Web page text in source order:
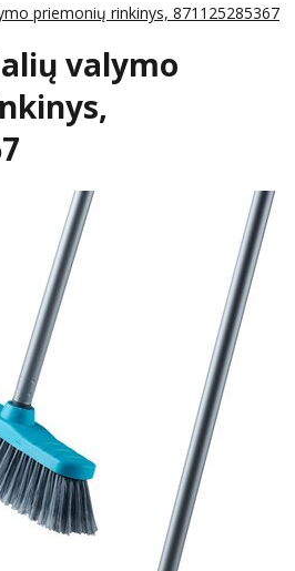
priemonių rinkinys, 871125285367
valymo